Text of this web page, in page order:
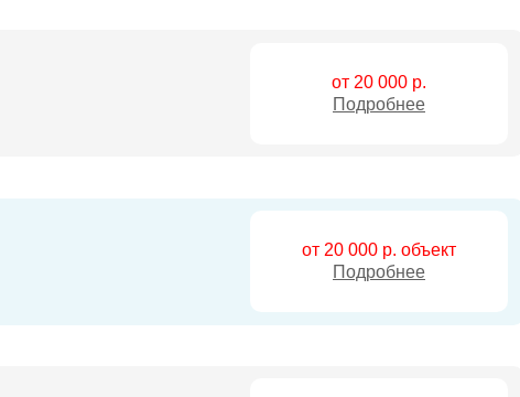
от 20 000 р.
Подробнее
от 20 000 р. объект
Подробнее